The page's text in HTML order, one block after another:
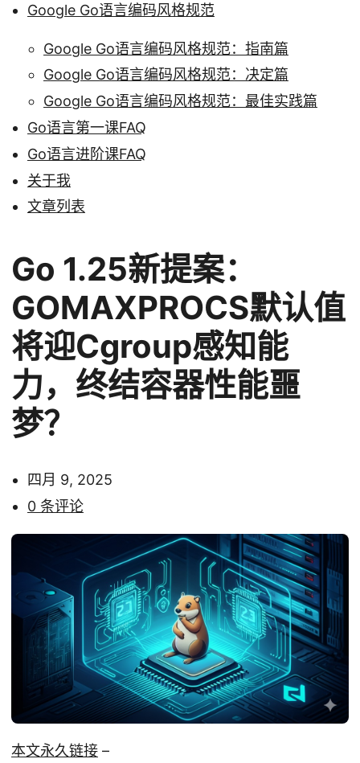
Google Go语言编码风格规范
Google Go语言编码风格规范：指南篇
Google Go语言编码风格规范：决定篇
Google Go语言编码风格规范：最佳实践篇
Go语言第一课FAQ
Go语言进阶课FAQ
关于我
文章列表
Go 1.25新提案：
GOMAXPROCS默认值
将迎Cgroup感知能
力，终结容器性能噩
梦？
四月 9, 2025
0 条评论
本文永久链接 –